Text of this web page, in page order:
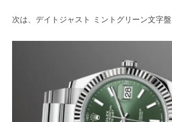
次は、デイトジャスト ミントグリーン文字盤